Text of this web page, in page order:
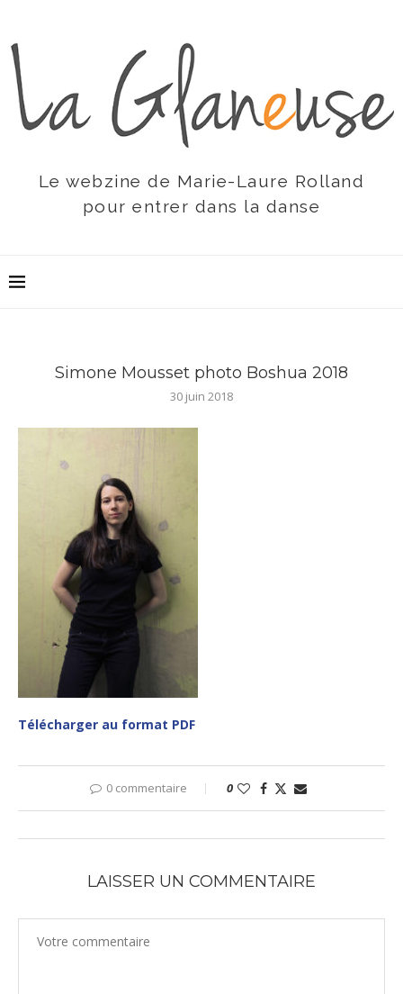
Le webzine de Marie-Laure Rolland
pour entrer dans la danse
Simone Mousset photo Boshua 2018
30 juin 2018
Télécharger au format PDF
0 commentaire 0
LAISSER UN COMMENTAIRE